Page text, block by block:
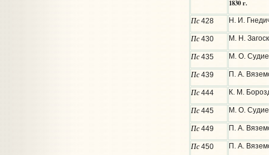
1830 г.
Пс428 Н. И.
Пс430 М. Н.
Пс435 М. О.
Пс439 П. А.
Пс444 К. М.
Пс445 М. О.
Пс449 П. А.
Пс450 П. А.